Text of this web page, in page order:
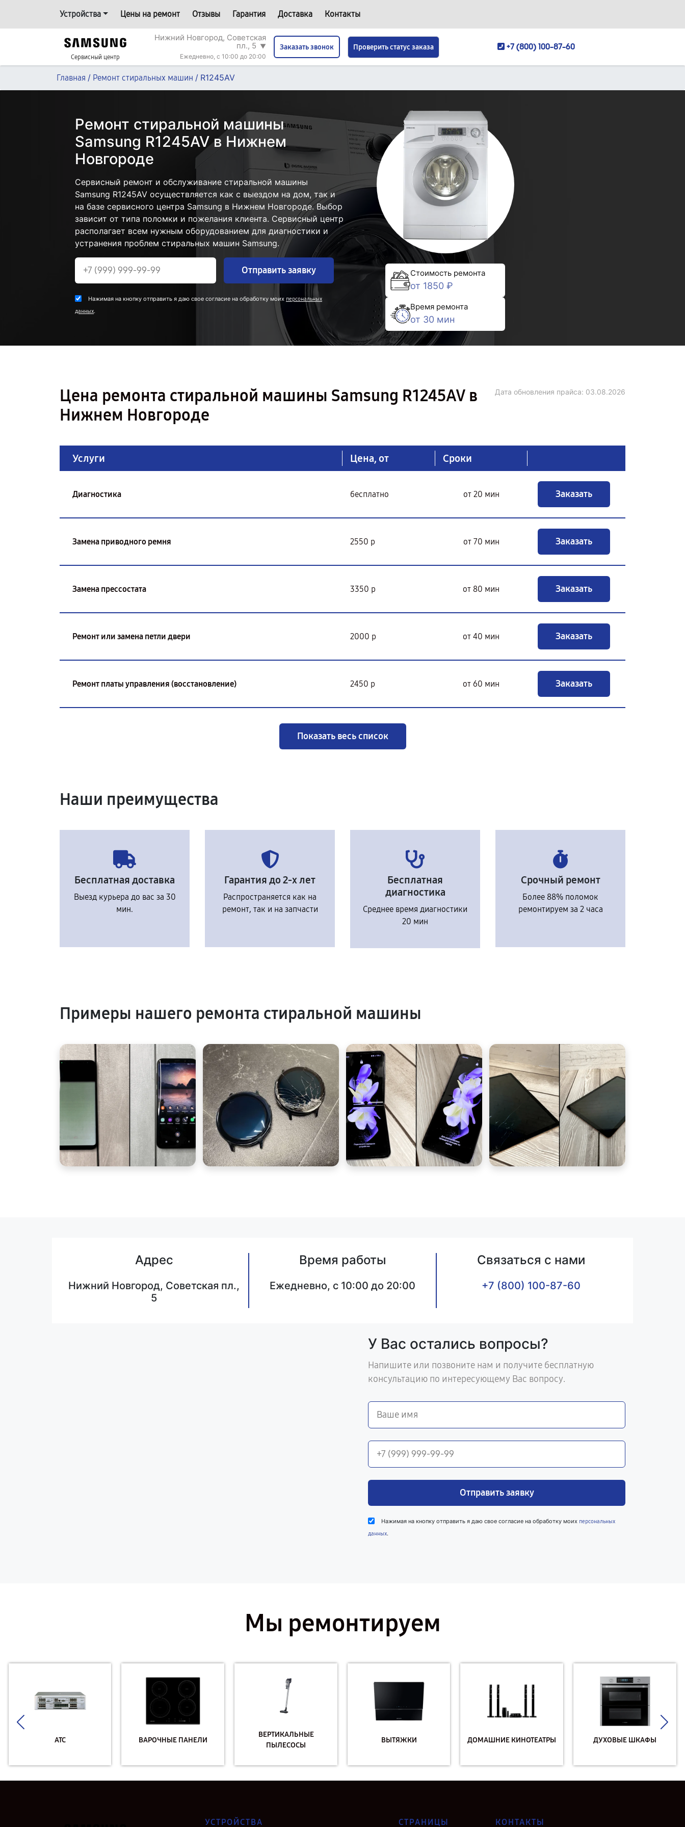
Устройства Цены на ремонт Отзывы Гарантия Доставка Контакты
Сервисный центр
Нижний Новгород, Советская
пл., 5 ▼
Ежедневно, с 10:00 до 20:00
Заказать звонок Проверить статус заказа +7 (800) 100-87-60
Главная / Ремонт стиральных машин / R1245AV
Ремонт стиральной машины
Samsung R1245AV в Нижнем
Новгороде
Сервисный ремонт и обслуживание стиральной машины
Samsung R1245AV осуществляется как с выездом на дом, так и
на базе сервисного центра Samsung в Нижнем Новгороде. Выбор
зависит от типа поломки и пожелания клиента. Сервисный центр
располагает всем нужным оборудованием для диагностики и
устранения проблем стиральных машин Samsung.
Отправить заявку
Нажимая на кнопку отправить я даю свое согласие на обработку моих персональных
данных.
Стоимость ремонта
от 1850 ₽
Время ремонта
от 30 мин
Цена ремонта стиральной машины Samsung R1245AV в
Нижнем Новгороде
Дата обновления прайса: 03.08.2026
Услуги Цена, от Сроки
Диагностика бесплатно от 20 мин Заказать
Замена приводного ремня 2550 р от 70 мин Заказать
Замена прессостата 3350 р от 80 мин Заказать
Ремонт или замена петли двери 2000 р от 40 мин Заказать
Ремонт платы управления (восстановление) 2450 р от 60 мин Заказать
Показать весь список
Наши преимущества
Бесплатная доставка
Выезд курьера до вас за 30
мин.
Гарантия до 2-х лет
Распространяется как на
ремонт, так и на запчасти
Бесплатная
диагностика
Среднее время диагностики
20 мин
Срочный ремонт
Более 88% поломок
ремонтируем за 2 часа
Примеры нашего ремонта стиральной машины
Адрес
Нижний Новгород, Советская пл.,
5
Время работы
Ежедневно, с 10:00 до 20:00
Связаться с нами
+7 (800) 100-87-60
У Вас остались вопросы?
Напишите или позвоните нам и получите бесплатную
консультацию по интересующему Вас вопросу.
Отправить заявку
Нажимая на кнопку отправить я даю свое согласие на обработку моих персональных
данных.
Мы ремонтируем
АТС ВАРОЧНЫЕ ПАНЕЛИ
ВЕРТИКАЛЬНЫЕ
ПЫЛЕСОСЫ
ВЫТЯЖКИ ДОМАШНИЕ КИНОТЕАТРЫ ДУХОВЫЕ ШКАФЫ
УСТРОЙСТВА СТРАНИЦЫ КОНТАКТЫ